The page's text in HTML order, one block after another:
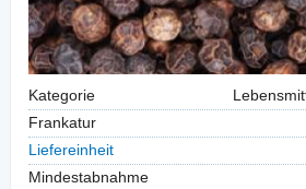
Kategorie
Frankatur
Liefereinheit
Mindestabnahme